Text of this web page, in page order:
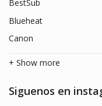
BestSub
Blueheat
Canon
+ Show more
Siguenos en